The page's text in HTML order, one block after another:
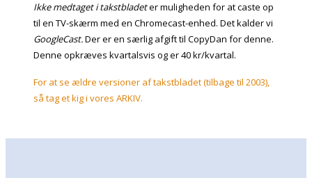
Ikke medtaget i takstbladeter muligheden for at caste op
til en TV-skærm med en Chromecast-enhed. Det kalder vi
GoogleCast.Der er en særlig afgift til CopyDan for denne.
Denne opkræves kvartalsvis og er 40 kr/kvartal.
For at se ældre versioner af takstbladet (tilbage til 2003),
så tag et kig i vores ARKIV.